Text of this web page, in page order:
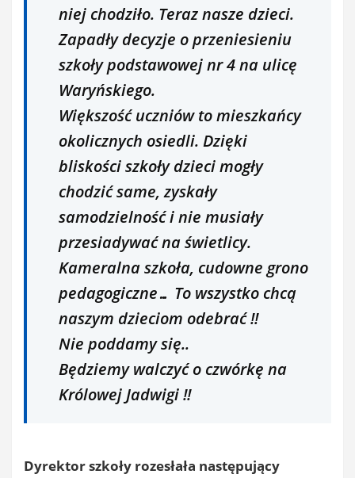
niej chodziło. Teraz nasze dzieci.
Zapadły decyzje o przeniesieniu
szkoły podstawowej nr 4 na ulicę
Waryńskiego.
Większość uczniów to mieszkańcy
okolicznych osiedli. Dzięki
bliskości szkoły dzieci mogły
chodzić same, zyskały
samodzielność i nie musiały
przesiadywać na świetlicy.
Kameralna szkoła, cudowne grono
pedagogiczne… To wszystko chcą
naszym dzieciom odebrać !!
Nie poddamy się..
Będziemy walczyć o czwórkę na
Królowej Jadwigi !!
Dyrektor szkoły rozesłała następujący